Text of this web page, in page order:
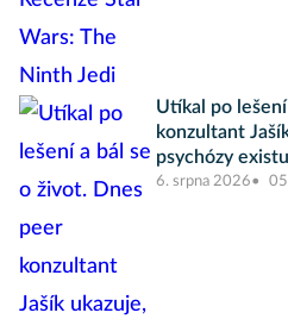
Utíkal po
konzultant
psychózy
6. srpna 2026